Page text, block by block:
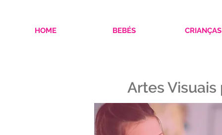
HOME BEBÉS CRIANÇAS
Artes